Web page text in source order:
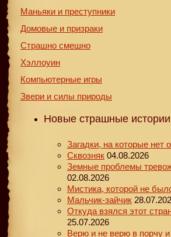
Маньяки и преступники
Домовые и призраки
Страшно смешно
Хэллоуин
Компьютерные игры
Звери и силы природы
Новые страшные
Загадки, на которые нет
Сквозняк 04.08.2026
Земные проблемы
02.08.2026
Мистика, которой не
Мальчик-зайчик
Откуда взялся этот
25.07.2026
Верю и не верю в порчу и